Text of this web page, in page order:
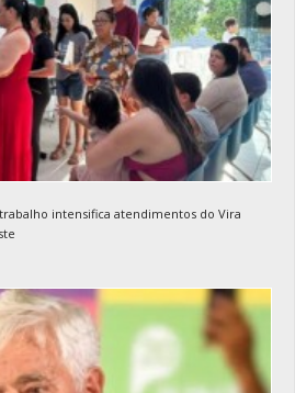
intensifica atendimentos do Vira